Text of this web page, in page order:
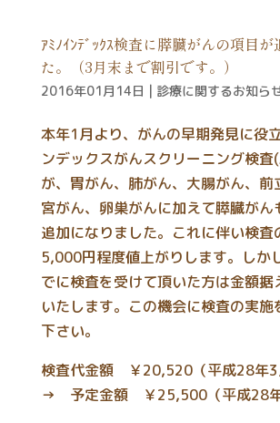
ｱﾐﾉｲﾝﾃﾞｯｸｽ検査に膵臓がんの項目
た。（3月末まで割引です。）
2016年01月14日 | 診療に関するお知ら
本年1月より、がんの早期発見に役
ンデックスがんスクリーニング検査
が、胃がん、肺がん、大腸がん、前
宮がん、卵巣がんに加えて膵臓がん
追加になりました。これに伴い検査
5,000円程度値上がりします。しか
でに検査を受けて頂いた方は金額据
いたします。この機会に検査の実施
下さい。
検査代金額 ￥20,520（平成28年
→ 予定金額 ￥25,500（平成28年